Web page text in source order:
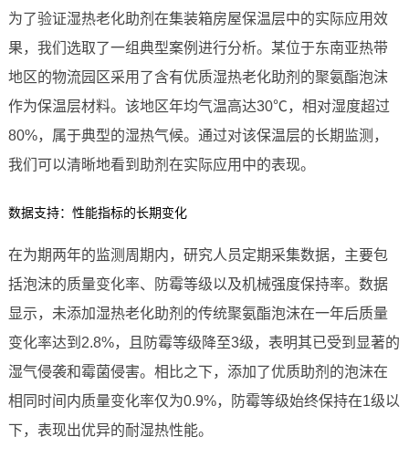
为了验证湿热老化助剂在集装箱房屋保温层中的实际应用效
果，我们选取了一组典型案例进行分析。某位于东南亚热带
地区的物流园区采用了含有优质湿热老化助剂的聚氨酯泡沫
作为保温层材料。该地区年均气温高达30℃，相对湿度超过
80%，属于典型的湿热气候。通过对该保温层的长期监测，
我们可以清晰地看到助剂在实际应用中的表现。
数据支持：性能指标的长期变化
在为期两年的监测周期内，研究人员定期采集数据，主要包
括泡沫的质量变化率、防霉等级以及机械强度保持率。数据
显示，未添加湿热老化助剂的传统聚氨酯泡沫在一年后质量
变化率达到2.8%，且防霉等级降至3级，表明其已受到显著的
湿气侵袭和霉菌侵害。相比之下，添加了优质助剂的泡沫在
相同时间内质量变化率仅为0.9%，防霉等级始终保持在1级以
下，表现出优异的耐湿热性能。